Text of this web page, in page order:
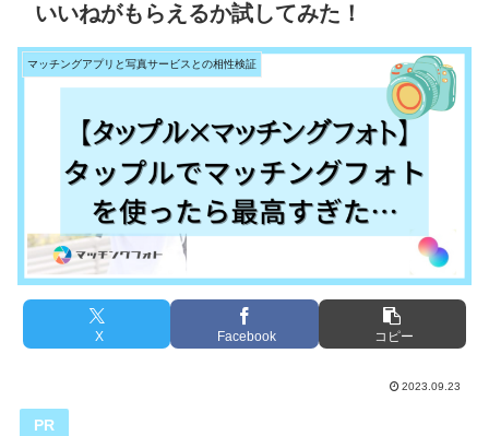
いいねがもらえるか試してみた！
マッチングアプリと写真サービスとの相性検証
X Facebook コピー
2023.09.23
PR